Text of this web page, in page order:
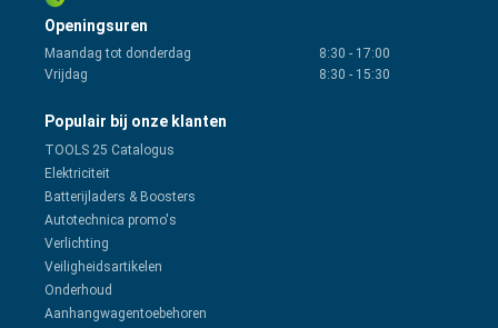
Openingsuren
Maandag tot donderdag 8:30 - 17:00
Vrijdag
8:30 - 15:30
Populair bij onze klanten
TOOLS 25 Catalogus
Elektriciteit
Batterijladers & Boosters
Autotechnica promo's
Verlichting
Veiligheidsartikelen
Onderhoud
Aanhangwagentoebehoren